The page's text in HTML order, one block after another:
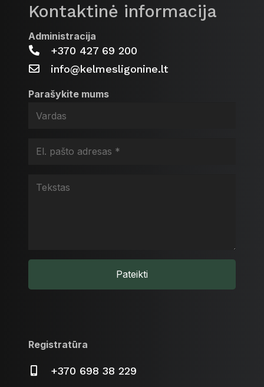
Kontaktinė informacija
Administracija
+370 427 69 200
info@kelmesligonine.lt
Parašykite mums
Pateikti
Registratūra
+370 698 38 229